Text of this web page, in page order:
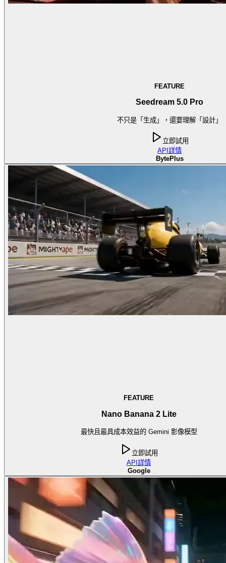
FEATURE
Seedream 5.0 Pro
不只是「生成」，還要理解「設計」
立即試用
API 詳情
BytePlus
FEATURE
Nano Banana 2 Lite
最快且最具成本效益的 Gemini 影像模型
立即試用
API 詳情
Google